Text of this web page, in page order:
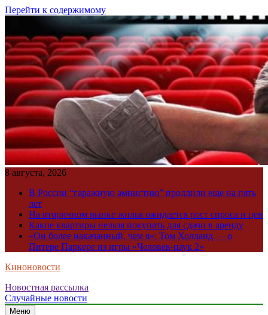
Перейти к содержимому
8 августа, 2026
В России “гаражную амнистию” продлили еще на пять
лет
На вторичном рынке жилья ожидается рост спроса и цен
Какие квартиры нельзя покупать для сдачи в аренду
«Он более накачанный, чем я»: Том Холланд — о
Питере Паркере из игры «Человек-паук 2»
Киноновости
Новостная рассылка
Случайные новости
Меню